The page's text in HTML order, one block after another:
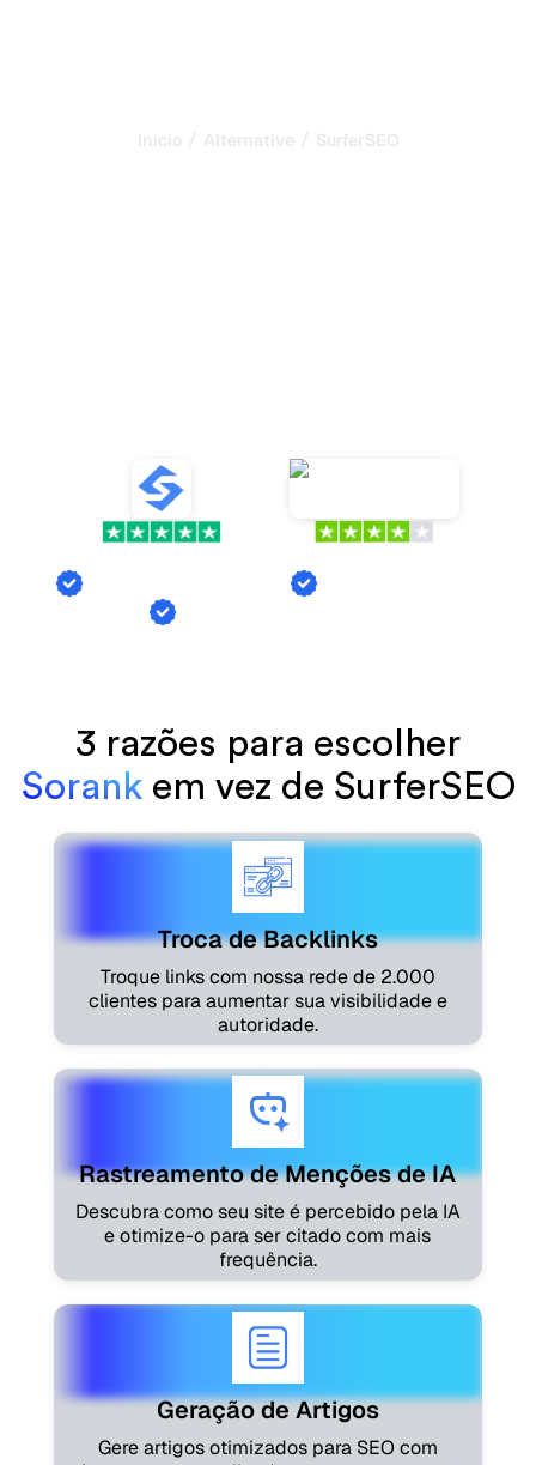
Início / Alternative / SurferSEO
Troca de Backlinks
Menções de Al
Geração de Artigos
3 razões para escolher
Sorankem vez de SurferSEO
Troca de Backlinks
Troque links com nossa rede de 2.000
clientes para aumentar sua visibilidade e
autoridade.
Rastreamento de Menções de IA
Descubra como seu site é percebido pela IA
e otimize-o para ser citado com mais
frequência.
Geração de Artigos
Gere artigos otimizados para SEO com